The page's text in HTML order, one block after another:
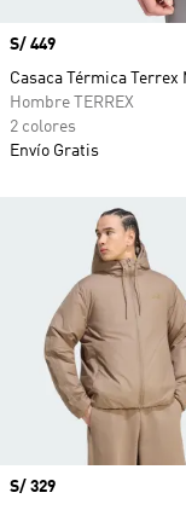
Precio
S/ 329
Precio
S/ 449
Casaca Térmica
Hombre TERREX
2 colores
Envío Gratis